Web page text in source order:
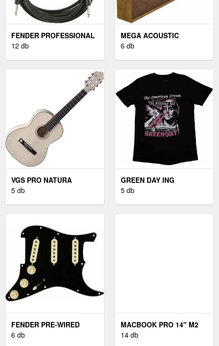
FENDER PROFESSIONAL
SERIES FEKETE 5, 5
12 db
MEGA ACOUSTIC
FIBEREXCELLENT120
6 db
VGS PRO NATURA
NATURAL SILVER
5 db
GREEN DAY ING
AMERICAN DREAM
5 db
FENDER PRE-WIRED
STRAT SSS TX SPC
6 db
MACBOOK PRO 14" M2
PRO INTERNATIONAL
14 db